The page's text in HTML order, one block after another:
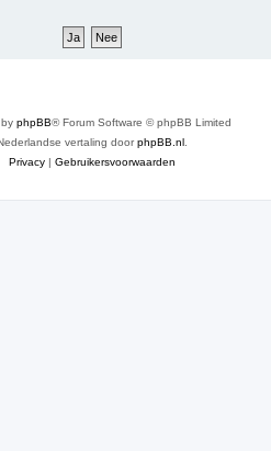
phpBB® Forum Software © phpBB Limited
vertaling doorphpBB.nl
Privacy | Gebruikersvoorwaarden